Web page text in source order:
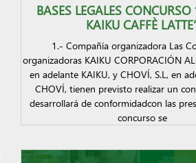
BASES LEGALES
KAIKU CAFFÈ
1.- Compañía organizadora Las
organizadoras KAIKU CORPORACIÓN
en adelante KAIKU, y CHOVÍ, S.L, en
CHOVÍ, tienen previsto realizar un
desarrollará de conformidadcon las
concurso se